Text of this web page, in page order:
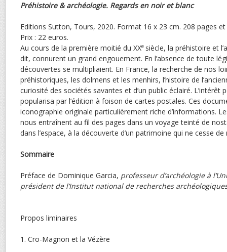
Préhistoire & archéologie. Regards en noir et blanc
Editions Sutton, Tours, 2020. Format 16 x 23 cm. 208 pages
Prix : 22 euros.
Au cours de la première moitié du XXe siècle, la préhistoire et
dit, connurent un grand engouement. En l’absence de toute
découvertes se multipliaient. En France, la recherche de nos
préhistoriques, les dolmens et les menhirs, l’histoire de
curiosité des sociétés savantes et d’un public éclairé. L’intérêt
popularisa par l’édition à foison de cartes postales. Ces
iconographie originale particulièrement riche d’informations.
nous entraînent au fil des pages dans un voyage teinté de
dans l’espace, à la découverte d’un patrimoine qui ne cesse
Sommaire
Préface de Dominique Garcia, professeur d’archéologie à
président de l’Institut national de recherches
Propos
1. Cro-Magnon et la